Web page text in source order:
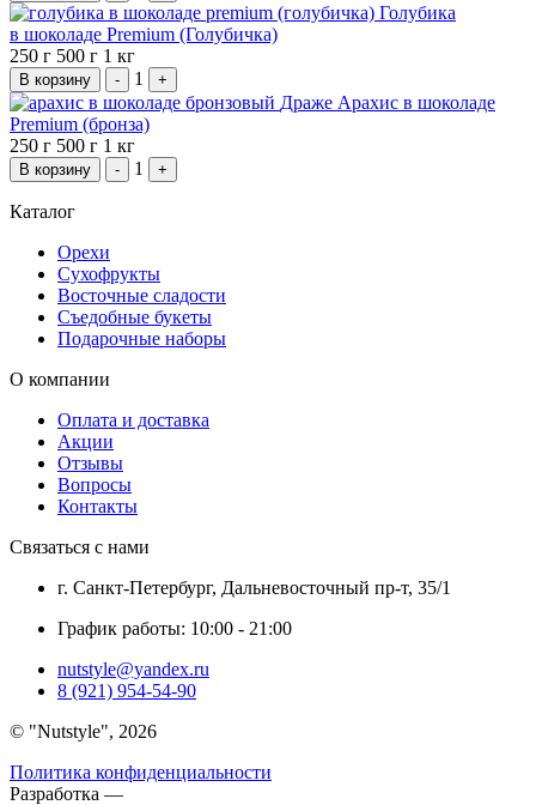
Голубика
в шоколаде Premium (Голубичка)
250 г 500 г 1 кг
В корзину - 1 +
Драже Арахис в шоколаде
Premium (бронза)
250 г 500 г 1 кг
В корзину - 1 +
Каталог
Орехи
Сухофрукты
Восточные сладости
Съедобные букеты
Подарочные наборы
О компании
Оплата и доставка
Акции
Отзывы
Вопросы
Контакты
Связаться с нами
г. Санкт-Петербург, Дальневосточный пр-т, 35/1
График работы: 10:00 - 21:00
nutstyle@yandex.ru
8 (921) 954-54-90
©
Nutstyle , 2026
Политика конфиденциальности
Разработка —